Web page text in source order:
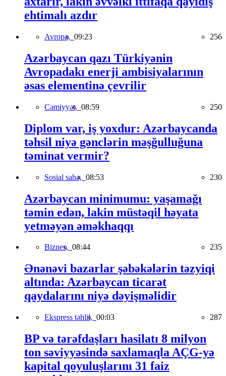
ehtimalı azdır
Avropa, 09:23 256
Azərbaycan qazı Türkiyənin
Avropadakı enerji ambisiyalarının
əsas elementinə çevrilir
Cəmiyyət, 08:59 250
Diplom var, iş yoxdur: Azərbaycanda
təhsil niyə gənclərin məşğulluğuna
təminat vermir?
Sosial sahə, 08:53 230
Azərbaycan minimumu: yaşamağı
təmin edən, lakin müstəqil həyata
yetməyən əməkhaqqı
Biznes, 08:44 235
Ənənəvi bazarlar şəbəkələrin təzyiqi
altında: Azərbaycan ticarət
qaydalarını niyə dəyişməlidir
Ekspress təhlil, 00:03 287
BP və tərəfdaşları hasilatı 8 milyon
ton səviyyəsində saxlamaqla AÇG-yə
kapital qoyuluşlarını 31 faiz